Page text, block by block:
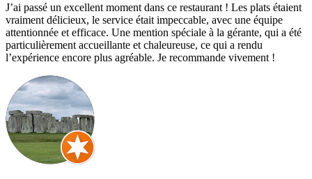
J’ai passé un excellent moment dans ce restaurant ! Les plats étaient
vraiment délicieux, le service était impeccable, avec une équipe
attentionnée et efficace. Une mention spéciale à la gérante, qui a été
particulièrement accueillante et chaleureuse, ce qui a rendu
l’expérience encore plus agréable. Je recommande vivement !